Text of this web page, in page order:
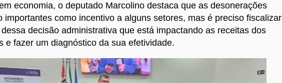
economia, o deputado Marcolino destaca que as desonerações
importantes como incentivo a alguns setores, mas é preciso fiscalizar
decisão administrativa que está impactando as receitas dos
e fazer um diagnóstico da sua efetividade.